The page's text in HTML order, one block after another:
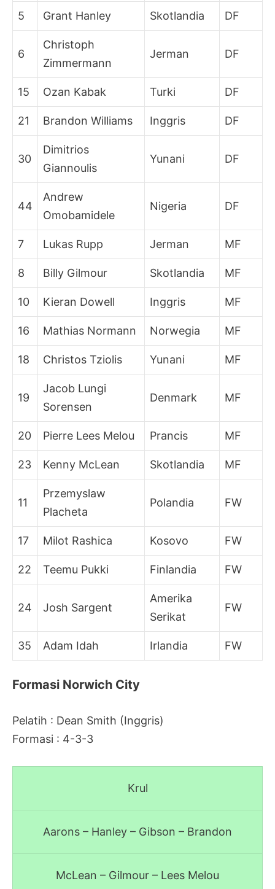
5 Grant Hanley Skotlandia DF
6
Christoph
Zimmermann
Jerman DF
15 Ozan Kabak Turki DF
21 Brandon Williams Inggris DF
30
Dimitrios
Giannoulis
Yunani DF
44
Andrew
Omobamidele
Nigeria DF
7 Lukas Rupp Jerman MF
8 Billy Gilmour Skotlandia MF
10 Kieran Dowell Inggris MF
16 Mathias Normann Norwegia MF
18 Christos Tziolis Yunani MF
19
Jacob Lungi
Sorensen
Denmark MF
20 Pierre Lees Melou Prancis MF
23 Kenny McLean Skotlandia MF
11
Przemyslaw
Placheta
Polandia FW
17 Milot Rashica Kosovo FW
22 Teemu Pukki Finlandia FW
24 Josh Sargent
Amerika
Serikat
FW
35 Adam Idah Irlandia FW
Formasi Norwich City
Pelatih : Dean Smith (Inggris)
Formasi : 4-3-3
Krul
Aarons – Hanley – Gibson – Brandon
McLean – Gilmour – Lees Melou